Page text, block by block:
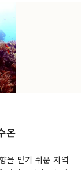
온
을 받기 쉬운 지역